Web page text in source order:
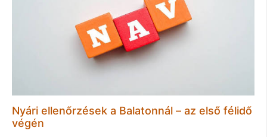
Nyári ellenőrzések a Balatonnál – az első félidő
végén